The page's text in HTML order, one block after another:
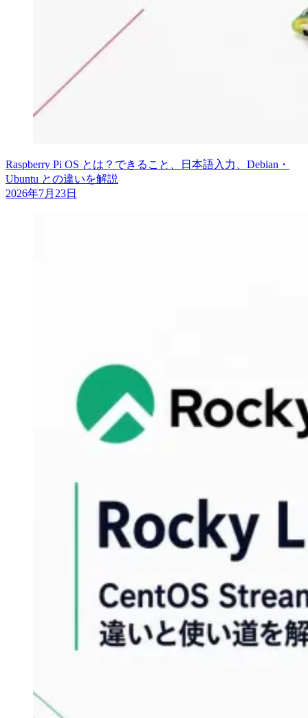
Raspberry Pi OS とは？できること、日本語入力、Debian・
Ubuntu との違いを解説
2026年7月23日